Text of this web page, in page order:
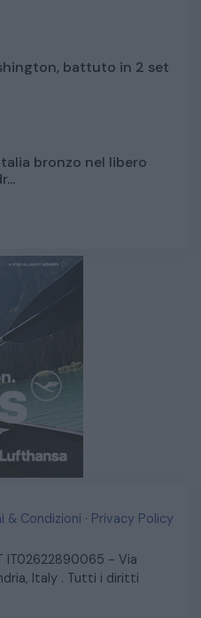
battuto in 2 set
bronzo nel libero
& Condizioni · Privacy Policy
IT02622890065 - Via
Italy . Tutti i diritti